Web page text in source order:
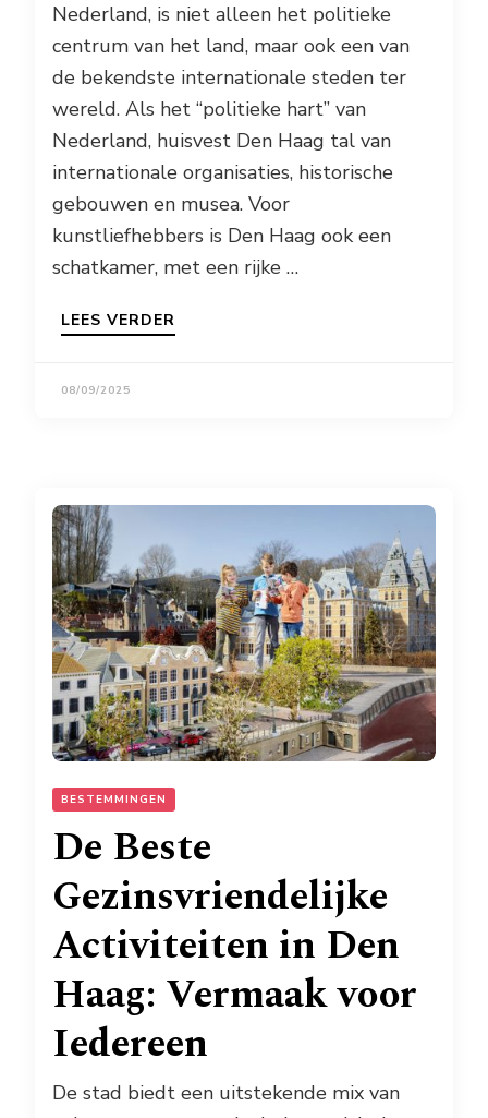
Nederland, is niet alleen het politieke
centrum van het land, maar ook een van
de bekendste internationale steden ter
wereld. Als het “politieke hart” van
Nederland, huisvest Den Haag tal van
internationale organisaties, historische
gebouwen en musea. Voor
kunstliefhebbers is Den Haag ook een
schatkamer, met een rijke …
LEES VERDER
08/09/2025
BESTEMMINGEN
De Beste
Gezinsvriendelijke
Activiteiten in Den
Haag: Vermaak voor
Iedereen
De stad biedt een uitstekende mix van